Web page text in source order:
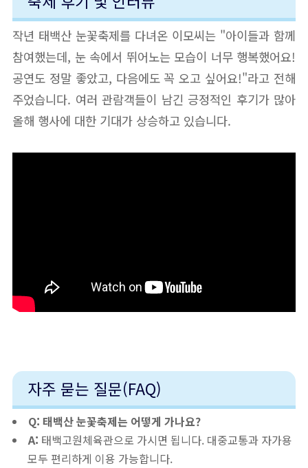
작년 태백산 눈꽃축제를 다녀온 이모씨는 "아이들과 함께
참여했는데, 눈 속에서 뛰어노는 모습이 너무 행복했어요!
공연도 정말 좋았고, 다음에도 꼭 오고 싶어요!"라고 전해
주었습니다. 여러 관람객들이 남긴 긍정적인 후기가 많아
올해 행사에 대한 기대가 상승하고 있습니다.
자주 묻는 질문(FAQ)
Q: 태백산 눈꽃축제는 어떻게 가나요?
A: 태백고원체육관으로 가시면 됩니다. 대중교통과 자가용
모두 편리하게 이용 가능합니다.